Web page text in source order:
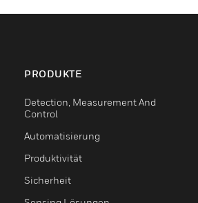
PRODUKTE
Detection, Measurement And
Control
Automatisierung
Produktivität
Sicherheit